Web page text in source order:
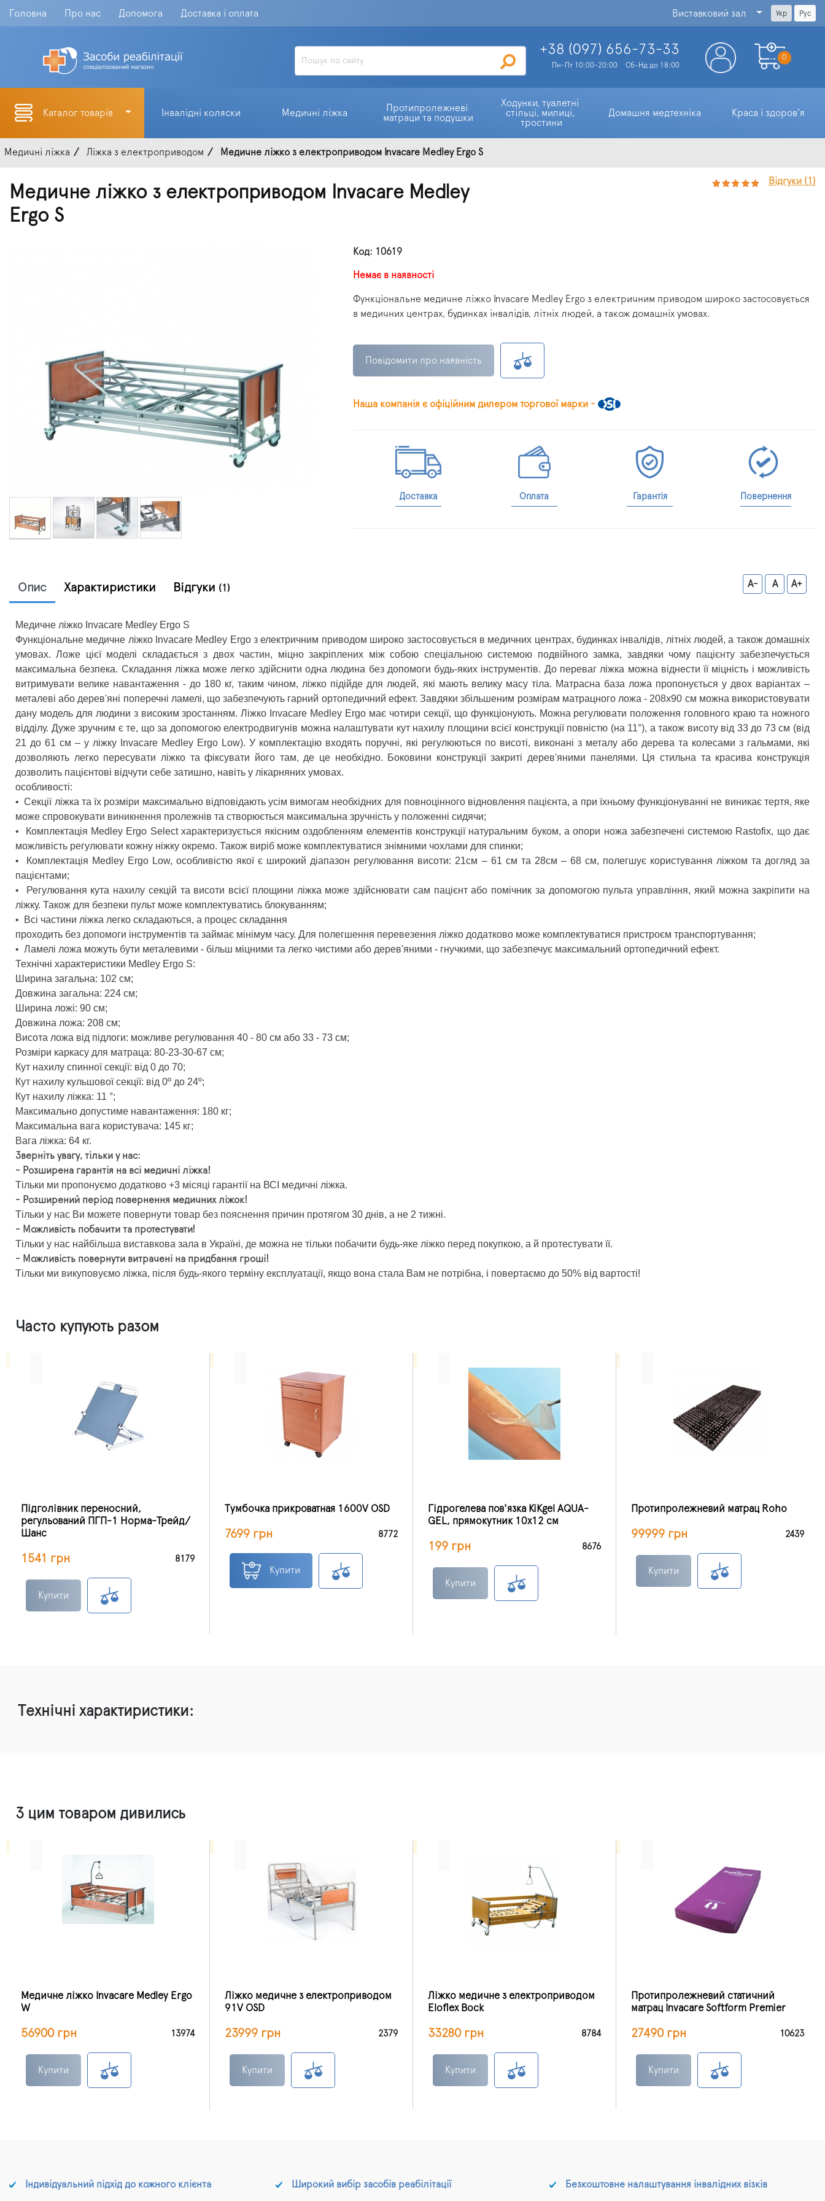
Головна Про нас Допомога Доставка і оплата Виставковий зал Укр Рус
+38 (097) 656-73-33
Пн-Пт 10:00-20:00 Сб-Нд до 18:00
0
Каталог товарів Інвалідні коляски Медичні ліжка
Протипролежневі
матраци та подушки
Ходунки, туалетні
стільці, милиці,
тростини
Домашня медтехніка Краса і здоров'я
Медичні ліжка Ліжка з електроприводом Медичне ліжко з електроприводом Invacare Medley Ergo S
Медичне ліжко з електроприводом Invacare Medley
Ergo S
Відгуки (1)
Код: 10619
Немає в наявності
Функціональне медичне ліжко Invacare Medley Ergo з електричним приводом широко застосовується
в медичних центрах, будинках інвалідів, літніх людей, а також домашніх умовах.
Повідомити про наявність
Наша компанія є офіційним дилером торгової марки -
Доставка Оплата Гарантія Повернення
Опис Характиристики Відгуки (1) A- A A+
Медичне ліжко Invacare Medley Ergo S
Функціональне медичне ліжко Invacare Medley Ergo з електричним приводом широко застосовується в медичних центрах, будинках інвалідів, літніх людей, а також домашніх
умовах. Ложе цієї моделі складається з двох частин, міцно закріплених між собою спеціальною системою подвійного замка, завдяки чому пацієнту забезпечується
максимальна безпека. Складання ліжка може легко здійснити одна людина без допомоги будь-яких інструментів. До переваг ліжка можна віднести її міцність і можливість
витримувати велике навантаження - до 180 кг, таким чином, ліжко підійде для людей, які мають велику масу тіла. Матрасна база ложа пропонується у двох варіантах –
металеві або дерев'яні поперечні ламелі, що забезпечують гарний ортопедичний ефект. Завдяки збільшеним розмірам матрацного ложа - 208х90 см можна використовувати
дану модель для людини з високим зростанням. Ліжко Invacare Medley Ergo має чотири секції, що функціонують. Можна регулювати положення головного краю та ножного
відділу. Дуже зручним є те, що за допомогою електродвигунів можна налаштувати кут нахилу площини всієї конструкції повністю (на 11°), а також висоту від 33 до 73 см (від
21 до 61 см – у ліжку Invacare Medley Ergo Low). У комплектацію входять поручні, які регулюються по висоті, виконані з металу або дерева та колесами з гальмами, які
дозволяють легко пересувати ліжко та фіксувати його там, де це необхідно. Боковини конструкції закриті дерев'яними панелями. Ця стильна та красива конструкція
дозволить пацієнтові відчути себе затишно, навіть у лікарняних умовах.
особливості:
• Секції ліжка та їх розміри максимально відповідають усім вимогам необхідних для повноцінного відновлення пацієнта, а при їхньому функціонуванні не виникає тертя, яке
може спровокувати виникнення пролежнів та створюється максимальна зручність у положенні сидячи;
•
Комплектація Medley Ergo Select характеризується якісним оздобленням елементів конструкції натуральним буком, а опори ножа забезпечені системою Rastofix, що дає
можливість регулювати кожну ніжку окремо. Також виріб може комплектуватися знімними чохлами для спинки;
•
Комплектація Medley Ergo Low, особливістю якої є широкий діапазон регулювання висоти: 21см – 61 см та 28см – 68 см, полегшує користування ліжком та догляд за
пацієнтами;
•
Регулювання кута нахилу секцій та висоти всієї площини ліжка може здійснювати сам пацієнт або помічник за допомогою пульта управління, який можна закріпити на
ліжку. Також для безпеки пульт може комплектуватись блокуванням;
•
Всі частини ліжка легко складаються, а процес складання
проходить без допомоги інструментів та займає мінімум часу. Для полегшення перевезення ліжко додатково може комплектуватися пристроєм транспортування;
• Ламелі ложа можуть бути металевими - більш міцними та легко чистими або дерев'яними - гнучкими, що забезпечує максимальний ортопедичний ефект.
Технічні характеристики Medley Ergo S:
Ширина загальна: 102 см;
Довжина загальна: 224 см;
Ширина ложі: 90 см;
Довжина ложа: 208 см;
Висота ложа від підлоги: можливе регулювання 40 - 80 см або 33 - 73 см;
Розміри каркасу для матраца: 80-23-30-67 см;
Кут нахилу спинної секції: від 0 до 70;
Кут нахилу кульшової секції: від 0º до 24º;
Кут нахилу ліжка: 11 °;
Максимально допустиме навантаження: 180 кг;
Максимальна вага користувача: 145 кг;
Вага ліжка: 64 кг.
Зверніть увагу, тільки у нас:
- Розширена гарантія на всі медичні ліжка!
Тільки ми пропонуємо додатково +3 місяці гарантії на ВСІ медичні ліжка.
- Розширений період повернення медичних ліжок!
Тільки у нас Ви можете повернути товар без пояснення причин протягом 30 днів, а не 2 тижні.
- Можливість побачити та протестувати!
Тільки у нас найбільша виставкова зала в Україні, де можна не тільки побачити будь-яке ліжко перед покупкою, а й протестувати її.
- Можливість повернути витрачені на придбання гроші!
Тільки ми викуповуємо ліжка, після будь-якого терміну експлуатації, якщо вона стала Вам не потрібна, і повертаємо до 50% від вартості!
Часто купують разом
Підголівник переносний,
регульований ПГП-1 Норма-Трейд/
Шанс
1541 грн 8179
Купити
Тумбочка прикроватная 1600V OSD
7699 грн 8772
Купити
Гідрогелева пов'язка KiKgel AQUA-
GEL, прямокутник 10х12 см
199 грн 8676
Купити
Протипролежневий матрац Roho
99999 грн 2439
Купити
Технічні характиристики:
З цим товаром дивились
Медичне ліжко Invacare Medley Ergo
W
56900 грн 13974
Купити
Ліжко медичне з електроприводом
91V OSD
23999 грн 2379
Купити
Ліжко медичне з електроприводом
Eloflex Bock
33280 грн 8784
Купити
Протипролежневий статичний
матрац Invacare Softform Premier
27490 грн 10623
Купити
Індивідуальний підхід до кожного клієнта Широкий вибір засобів реабілітації Безкоштовне налаштування інвалідних візків